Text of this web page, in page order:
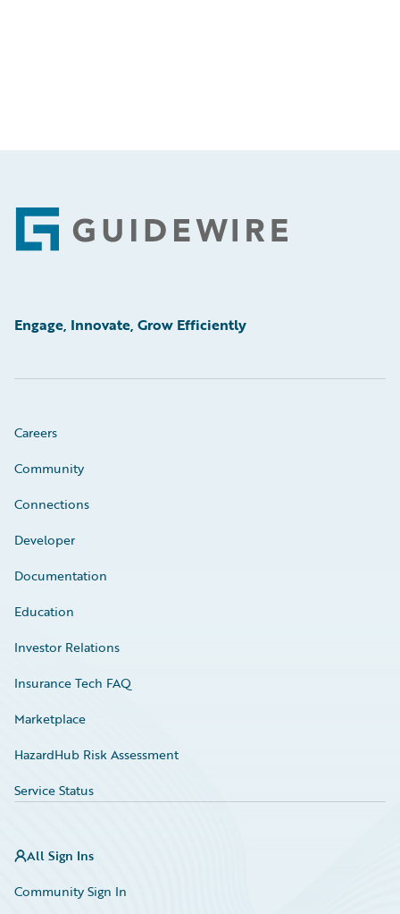
Footer
Engage, Innovate, Grow Efficiently
Careers
Community
Connections
Developer
Documentation
Education
Investor Relations
Insurance Tech FAQ
Marketplace
HazardHub Risk Assessment
Service Status
All Sign Ins
Community Sign In